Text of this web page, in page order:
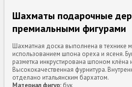
Шахматы подарочные
премиальными фигурами
Шахматная доска выполнена в технике
использованием шпона ореха и ясеня.
разметка инкрустирована шпоном клёна
Высококачественная фурнитура.
отделано итальянским бархатом.
Материал фигур: бук